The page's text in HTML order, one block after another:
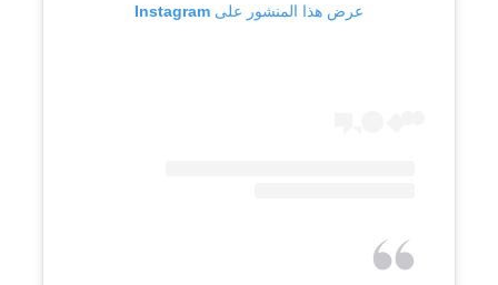
عرض هذا المنشور على Instagram